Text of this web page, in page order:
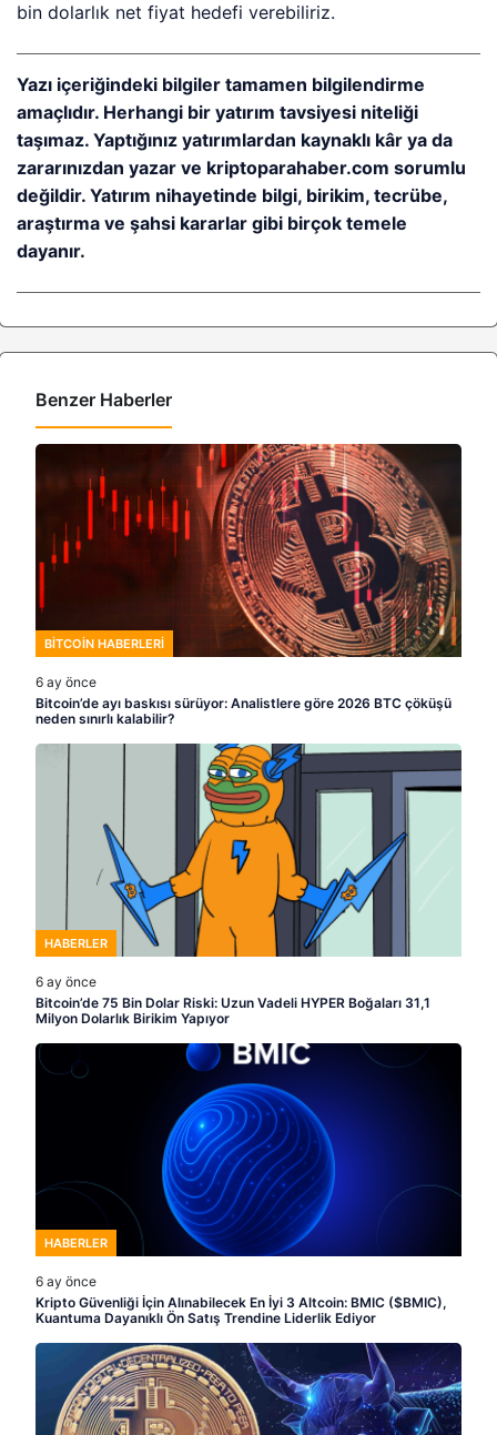
bin dolarlık net fiyat hedefi verebiliriz.
Yazı içeriğindeki bilgiler tamamen bilgilendirme
amaçlıdır. Herhangi bir yatırım tavsiyesi niteliği
taşımaz. Yaptığınız yatırımlardan kaynaklı kâr ya da
zararınızdan yazar ve kriptoparahaber.com sorumlu
değildir. Yatırım nihayetinde bilgi, birikim, tecrübe,
araştırma ve şahsi kararlar gibi birçok temele
dayanır.
Benzer Haberler
BITCOIN HABERLERI
6 ay önce
Bitcoin’de ayı baskısı sürüyor: Analistlere göre 2026 BTC çöküşü
neden sınırlı kalabilir?
HABERLER
6 ay önce
Bitcoin’de 75 Bin Dolar Riski: Uzun Vadeli HYPER Boğaları 31,1
Milyon Dolarlık Birikim Yapıyor
HABERLER
6 ay önce
Kripto Güvenliği İçin Alınabilecek En İyi 3 Altcoin: BMIC ($BMIC),
Kuantuma Dayanıklı Ön Satış Trendine Liderlik Ediyor